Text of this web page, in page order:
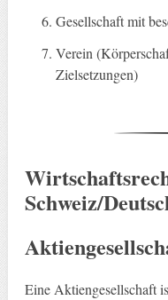
Gesellschaft mit
Verein
Zielsetzungen)
Schweiz/
Eine Aktiengesellschaft